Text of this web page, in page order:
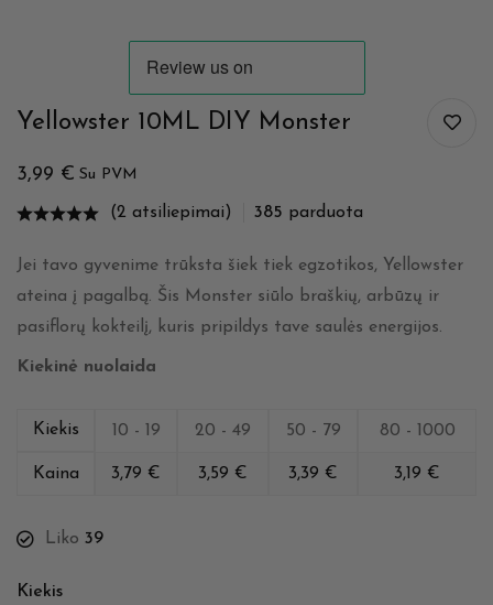
Yellowster 10ML DIY Monster
3,99 € Su PVM
(2 atsiliepimai) 385 parduota
Jei tavo gyvenime trūksta šiek tiek egzotikos, Yellowster
ateina į pagalbą. Šis Monster siūlo braškių, arbūzų ir
pasiflorų kokteilį, kuris pripildys tave saulės energijos.
Kiekinė nuolaida
Kiekis 10 - 19 20 - 49 50 - 79 80 - 1000
Kaina 3,79 € 3,59 € 3,39 € 3,19 €
Liko 39
Kiekis